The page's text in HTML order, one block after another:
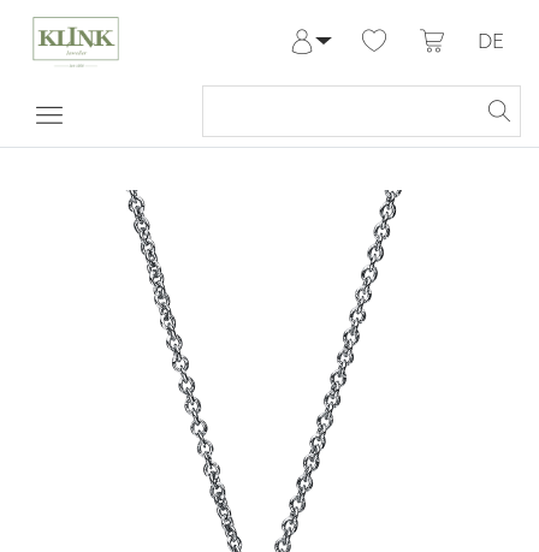
Meine Bestellungen
DE